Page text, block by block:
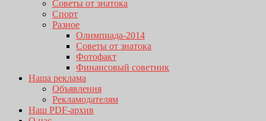
Советы от знатока
Спорт
Разное
Олимпиада-2014
Советы от знатока
Фотофакт
Финансовый советник
Наша реклама
Объявления
Рекламодателям
Наш PDF-архив